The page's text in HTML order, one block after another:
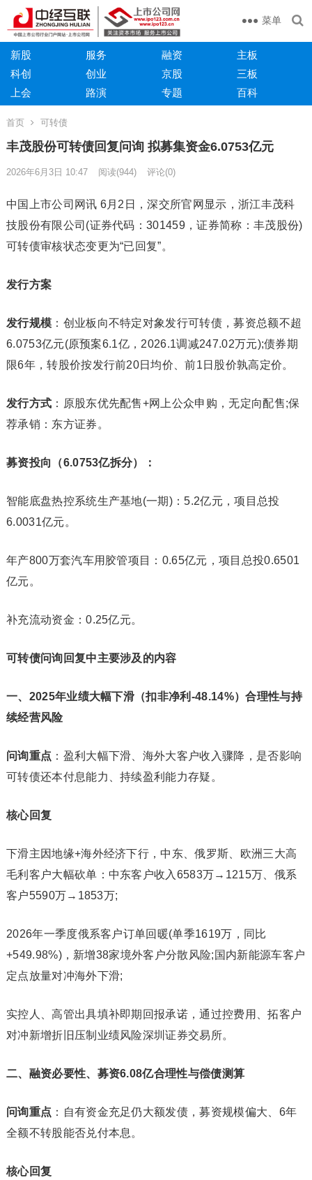
菜单
新股 服务 融资
主板
科创
创业 京股
三板
上会
路演 专题 百科
首页 可转债
丰茂股份可转债回复问询 拟募集资金6.0753亿元
2026年6月3日 10:47 阅读(944) 评论(0)
中国上市公司网讯 6月2日，深交所官网显示，浙江丰茂科
技股份有限公司(证券代码：301459，证券简称：丰茂股份)
可转债审核状态变更为“已回复”。
发行方案
发行规模 ：创业板向不特定对象发行可转债，募资总额不超
6.0753亿元(原预案6.1亿，2026.1调减247.02万元);债券期
限6年，转股价按发行前20日均价、前1日股价孰高定价。
发行方式 ：原股东优先配售+网上公众申购，无定向配售;保
荐承销：东方证券。
募资投向（6.0753亿拆分）：
智能底盘热控系统生产基地(一期)：5.2亿元，项目总投
6.0031亿元。
年产800万套汽车用胶管项目：0.65亿元，项目总投0.6501
亿元。
补充流动资金：0.25亿元。
可转债问询回复中主要涉及的内容
一、2025年业绩大幅下滑（扣非净利-48.14%）合理性与持
续经营风险
问询重点 ：盈利大幅下滑、海外大客户收入骤降，是否影响
可转债还本付息能力、持续盈利能力存疑。
核心回复
下滑主因地缘+海外经济下行，中东、俄罗斯、欧洲三大高
毛利客户大幅砍单：中东客户收入6583万→1215万、俄系
客户5590万→1853万;
2026年一季度俄系客户订单回暖(单季1619万，同比
+549.98%)，新增38家境外客户分散风险;国内新能源车客户
定点放量对冲海外下滑;
实控人、高管出具填补即期回报承诺，通过控费用、拓客户
对冲新增折旧压制业绩风险深圳证券交易所。
二、融资必要性、募资6.08亿合理性与偿债测算
问询重点 ：自有资金充足仍大额发债，募资规模偏大、6年
全额不转股能否兑付本息。
核心回复